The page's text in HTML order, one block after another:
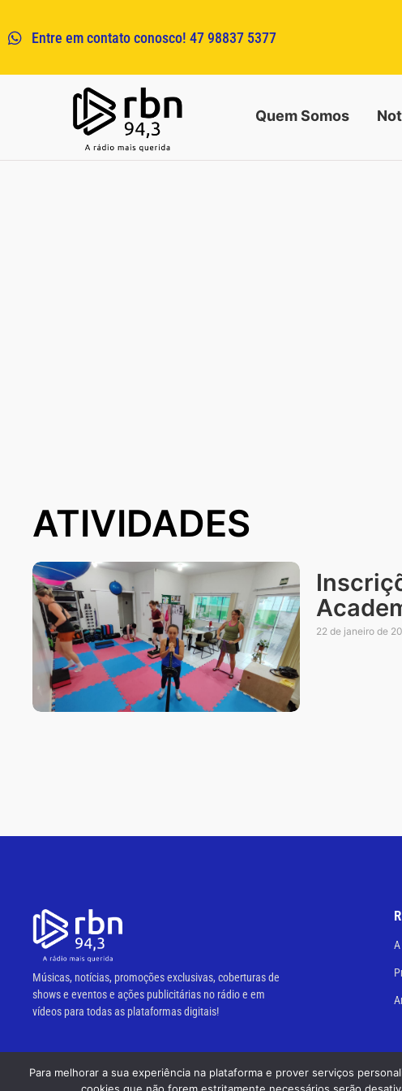
Entre em contato conosco! 47 98837 5377
Quem Somos
ATIVIDADES
22 de janeiro de
Músicas, notícias, promoções exclusivas, coberturas de
shows e eventos e ações publicitárias no rádio e em
vídeos para todas as plataformas digitais!
© 2023 RBN 94,3 FM. Todos
Para melhorar a sua experiência na plataforma e prover serviços